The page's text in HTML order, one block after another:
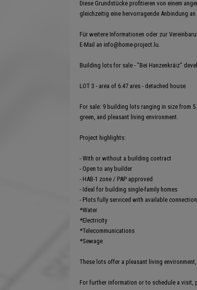
Diese Grundstücke profitieren von einem
gleichzeitig eine hervorragende Anbindung
Für weitere Informationen oder zur
E-Mail an info@home-project.lu.
Building lots for sale - "Bei Hanzenkräiz"
LOT 3 - area of 6.47 ares - detached house
For sale: 9 building lots ranging in size from
green, and pleasant living environment.
Project highlights:
- With or without a building contract
- Open to any builder
- HAB-1 zone / PAP approved
- Ideal for building single-family homes
- Plots fully serviced with available
*Water
*Electricity
*Telecommunications
*Sewage
These lots offer a pleasant living
For further information or to schedule a visit,